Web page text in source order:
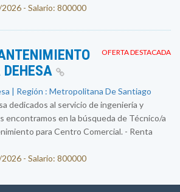
- Salario: 800000
OFERTA DESTACADA
| Región : Metropolitana De Santiago
dedicados al servicio de ingeniería y
encontramos en la búsqueda de Técnico/a
para Centro Comercial. - Renta
- Salario: 800000